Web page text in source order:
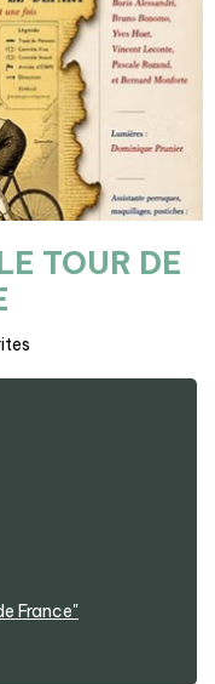
TOUR DE
France"